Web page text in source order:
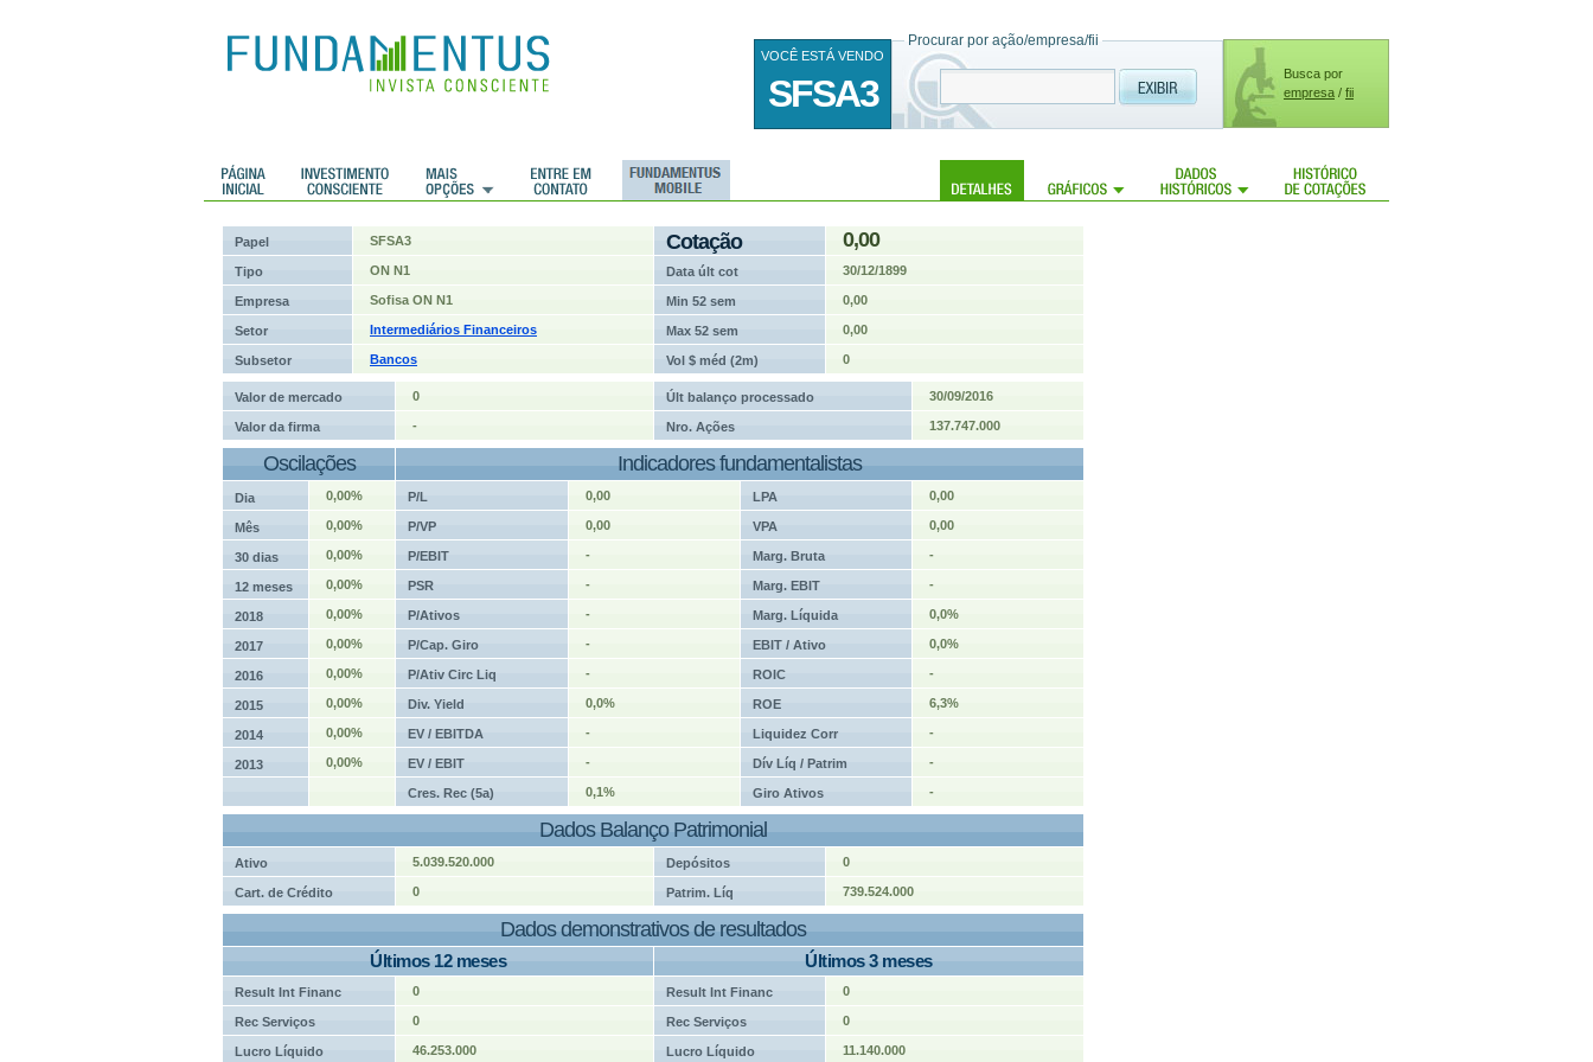
Busca por
empresa / fii
Procurar por ação/empresa/fii
VOCÊ ESTÁ VENDO
SFSA3
Histórico de cotações
Papel SFSA3 Cotação 0,00
Tipo ON N1 Data últ cot 30/12/1899
Empresa Sofisa ON N1 Min 52 sem 0,00
Setor Intermediários Financeiros Max 52 sem 0,00
Subsetor Bancos Vol $ méd (2m) 0
Valor de mercado 0 Últ balanço processado 30/09/2016
Valor da firma - Nro. Ações 137.747.000
Oscilações Indicadores fundamentalistas
Dia 0,00% P/L 0,00 LPA 0,00
Mês 0,00% P/VP 0,00 VPA 0,00
30 dias 0,00% P/EBIT - Marg. Bruta -
12 meses 0,00% PSR - Marg. EBIT -
2018 0,00% P/Ativos - Marg. Líquida 0,0%
2017 0,00% P/Cap. Giro - EBIT / Ativo 0,0%
2016 0,00% P/Ativ Circ Liq - ROIC -
2015 0,00% Div. Yield 0,0% ROE 6,3%
2014 0,00% EV / EBITDA - Liquidez Corr -
2013 0,00% EV / EBIT - Dív Líq / Patrim -
Cres. Rec (5a) 0,1% Giro Ativos -
Dados Balanço Patrimonial
Ativo 5.039.520.000 Depósitos 0
Cart. de Crédito 0 Patrim. Líq 739.524.000
Dados demonstrativos de resultados
Últimos 12 meses Últimos 3 meses
Result Int Financ 0 Result Int Financ 0
Rec Serviços 0 Rec Serviços 0
Lucro Líquido 46.253.000 Lucro Líquido 11.140.000